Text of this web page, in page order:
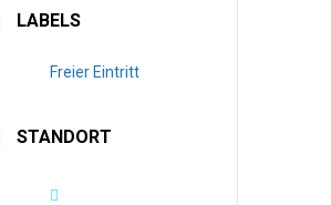
LABELS
Freier Eintritt
STANDORT